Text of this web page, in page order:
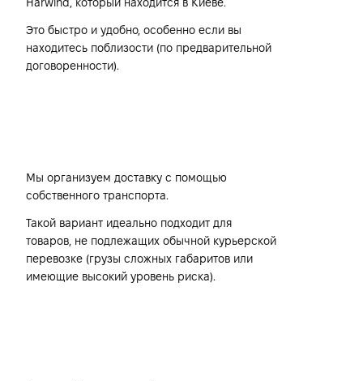
Harwind, который находится в Киеве.
Это быстро и удобно, особенно если вы
находитесь поблизости (по предварительной
договоренности).
Мы организуем доставку с помощью
собственного транспорта.
Такой вариант идеально подходит для
товаров, не подлежащих обычной курьерской
перевозке (грузы сложных габаритов или
имеющие высокий уровень риска).